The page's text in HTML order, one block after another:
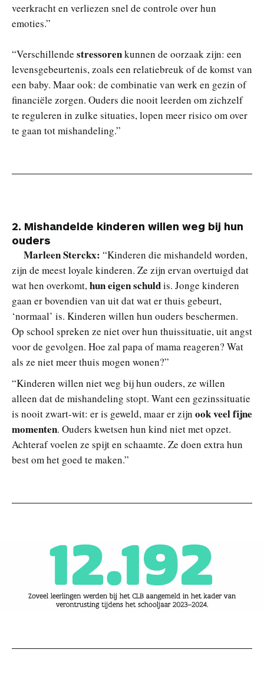
veerkracht en verliezen snel de controle over hun
emoties.”
“Verschillende stressorenkunnen de oorzaak zijn: een
levensgebeurtenis, zoals een relatiebreuk of de komst van
een baby. Maar ook: de combinatie van werk en gezin of
financiële zorgen. Ouders die nooit leerden om zichzelf
te reguleren in zulke situaties, lopen meer risico om over
te gaan tot mishandeling.”
2. Mishandelde kinderen willen weg bij hun
ouders
Marleen Sterckx: “Kinderen die mishandeld worden,
zijn de meest loyale kinderen. Ze zijn ervan overtuigd dat
wat hen overkomt, hun eigen schuldis. Jonge kinderen
gaan er bovendien van uit dat wat er thuis gebeurt,
‘normaal’ is. Kinderen willen hun ouders beschermen.
Op school spreken ze niet over hun thuissituatie, uit angst
voor de gevolgen. Hoe zal papa of mama reageren? Wat
als ze niet meer thuis mogen wonen?”
“Kinderen willen niet weg bij hun ouders, ze willen
alleen dat de mishandeling stopt. Want een gezinssituatie
is nooit zwart-wit: er is geweld, maar er zijn ook veel fijne
momenten. Ouders kwetsen hun kind niet met opzet.
Achteraf voelen ze spijt en schaamte. Ze doen extra hun
best om het goed te maken.”